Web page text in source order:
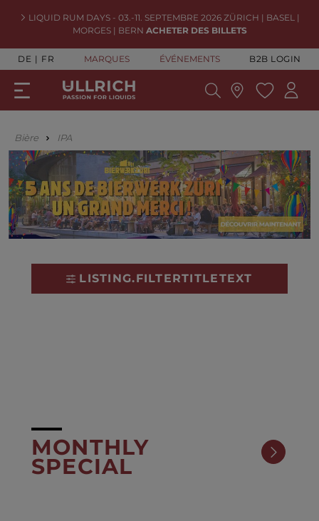
LIQUID RUM DAYS - 03.-11. SEPTEMBRE 2026 ZÜRICH | BASEL |
MORGES | BERN ACHETER DES BILLETS
DE FR MARQUES ÉVÉNEMENTS B2B LOGIN
Bière IPA
LISTING.FILTERTITLETEXT
MONTHLY
SPECIAL